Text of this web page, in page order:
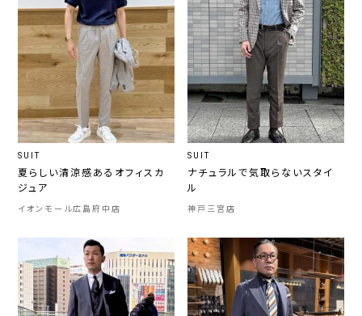
SUIT
夏らしい清涼感あるオフィスカ
ジュア
イオンモール広島府中店
SUIT
ナチュラルで気取らないスタイ
ル
神戸三宮店